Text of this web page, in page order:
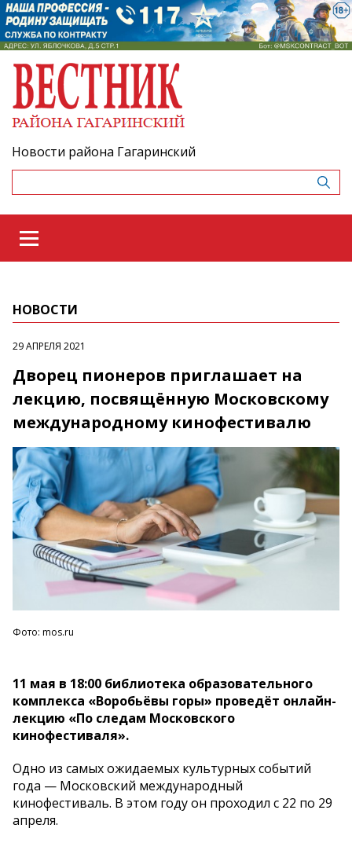
Новости района Гагаринский
НОВОСТИ
29 АПРЕЛЯ 2021
Дворец пионеров приглашает на
лекцию, посвящённую Московскому
международному кинофестивалю
Фото: mos.ru
11 мая в 18:00 библиотека образовательного
комплекса «Воробьёвы горы» проведёт онлайн-
лекцию «По следам Московского
кинофестиваля».
Одно из самых ожидаемых культурных событий
года — Московский международный
кинофестиваль. В этом году он проходил с 22 по 29
апреля.